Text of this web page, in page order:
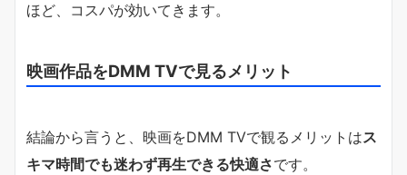
ほど、コスパが効いてきます。
映画作品をDMM TVで見るメリット
結論から言うと、映画をDMM TVで観るメリットはス
キマ時間でも迷わず再生できる快適さです。